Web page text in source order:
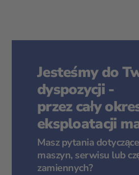
Jesteśmy do
dyspozycji -
przez cały
eksploatacji
Masz pytania
maszyn, serwisu lub
zamiennych?